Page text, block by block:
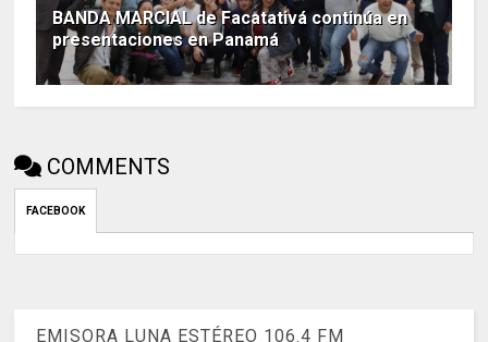
BANDA MARCIAL de Facatativá continúa en
presentaciones en Panamá
COMMENTS
FACEBOOK
EMISORA LUNA ESTÉREO 106.4 FM